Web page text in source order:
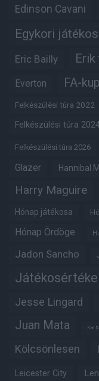
Edinson Cavani
Egykori
Eric Bailly
Everton FA-
Felkészülési túra 2022
Felkészülési túra 2024
Felkészülési túra 2026
Glazer Hannibal
Harry Maguire
Hónap játékosa
Hónap Ördöge
Jadon Sancho
Jesse Lingard
Juan Mata Karl
Kölcsönlesen
Leicester City